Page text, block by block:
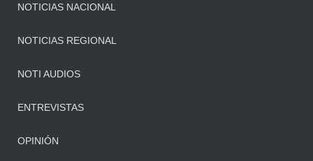
NOTICIAS NACIONAL
NOTICIAS REGIONAL
NOTI AUDIOS
ENTREVISTAS
OPINIÓN